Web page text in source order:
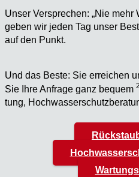
Unser Ver­spre­chen: „Nie mehr
geben wir jeden Tag unser
auf den Punkt.
Und das Bes­te: Sie errei­chen
Sie Ihre Anfra­ge ganz bequem
tung,